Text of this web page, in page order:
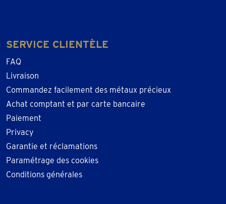
SERVICE CLIENTÈLE
FAQ
Livraison
Commandez facilement des métaux précieux
Achat comptant et par carte bancaire
Paiement
Privacy
Garantie et réclamations
Paramétrage des cookies
Conditions générales